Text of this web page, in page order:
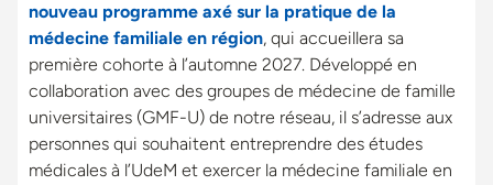
nouveau programme axé sur la pratique de la
médecine familiale en région, qui accueillera sa
première cohorte à l’automne 2027. Développé en
collaboration avec des groupes de médecine de famille
universitaires (GMF-U) de notre réseau, il s’adresse aux
personnes qui souhaitent entreprendre des études
médicales à l’UdeM et exercer la médecine familiale en